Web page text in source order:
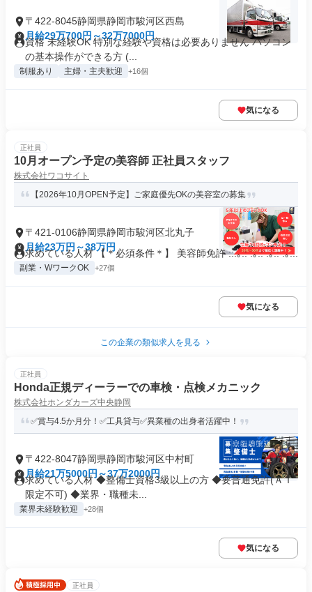
〒422-8045静岡県静岡市駿河区西島
月給29万700円～32万7000円
資格 未経験OK 特別な経験や資格は必要ありません パソコン
の基本操作ができる方 (...
制服あり 主婦・主夫歓迎 +16個
気になる
正社員
10月オープン予定の美容師 正社員スタッフ
株式会社ワコサイト
【2026年10月OPEN予定】ご家庭優先OKの美容室の募集
〒421-0106静岡県静岡市駿河区北丸子
月給23万円～38万円
求めている人材 【＊必須条件＊】 美容師免許 ::.｡.: .｡.: .｡.: .｡...
副業・WワークOK +27個
気になる
この企業の類似求人を見る
正社員
Honda正規ディーラーでの車検・点検メカニック
株式会社ホンダカーズ中央静岡
✅賞与4.5か月分！✅工具貸与✅異業種の出身者活躍中！
〒422-8047静岡県静岡市駿河区中村町
月給21万5000円～37万2000円
求めている人材 ◆整備士資格3級以上の方 ◆要普通免許(ＡＴ
限定不可) ◆業界・職種未...
業界未経験歓迎 +28個
気になる
正社員